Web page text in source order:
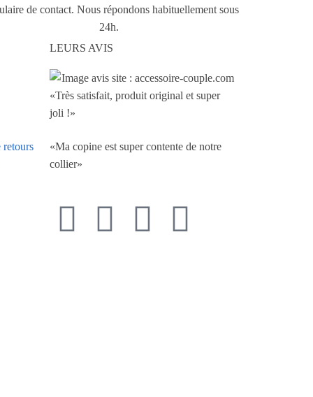
de contact. Nous répondons habituellement sous
24h.
retours
LEURS AVIS
«Très satisfait, produit original et super
joli !»
«Ma copine est super contente de notre
collier»